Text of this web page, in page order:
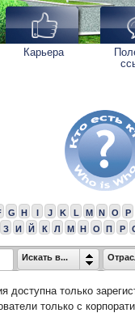
Карьера
G H I J K L M N O P
З И Й К Л М Н О П Р
Искать в...
доступна только
только с